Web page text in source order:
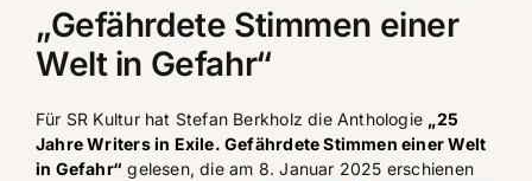
„Gefährdete Stimmen einer
Welt in Gefahr“
Für SR Kulturhat Stefan Berkholz die Anthologie „25
Jahre Writers in Exile. Gefährdete Stimmen einer Welt
in Gefahr“ gelesen, die am 8. Januar 2025 erschienen